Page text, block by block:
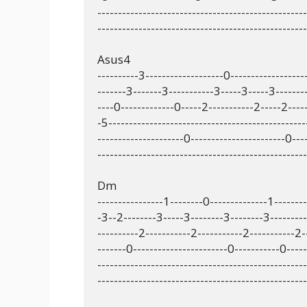
Asus4
----------3-------------------
-------3-------3-----------3-----3-----
----0-------------0-----2-----------2-----
-
---------------------0-----------------------
Dm
----------------1--------0--------------
-3--2--------3-----3--------3--------
----------2-----------2-----------2-----------
-------0-----------------------0-----------